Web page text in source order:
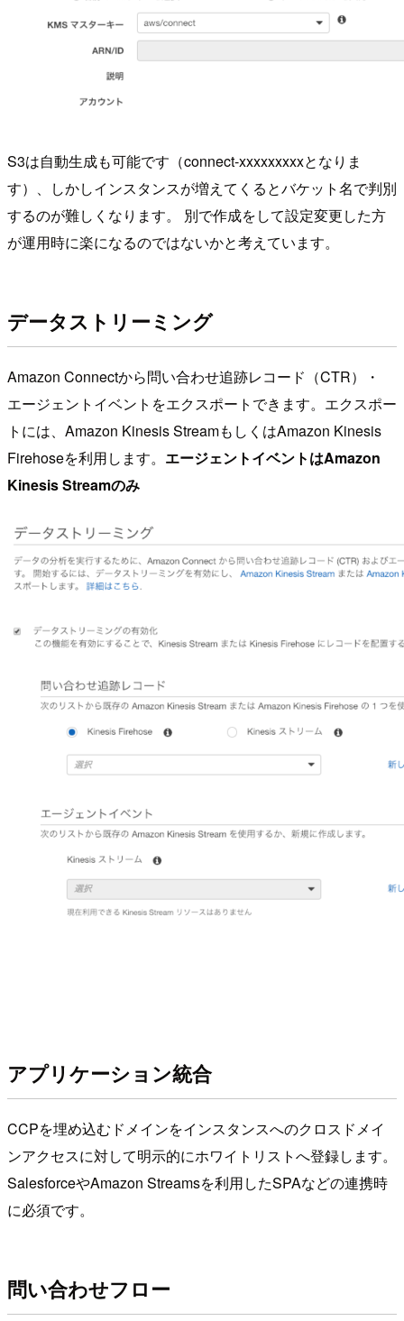
S3は自動生成も可能です（connect-xxxxxxxxxとなりま
す）、しかしインスタンスが増えてくるとバケット名で判別
するのが難しくなります。 別で作成をして設定変更した方
が運用時に楽になるのではないかと考えています。
データストリーミング
Amazon Connectから問い合わせ追跡レコード（CTR）・
エージェントイベントをエクスポートできます。エクスポー
トには、Amazon Kinesis StreamもしくはAmazon Kinesis
Firehoseを利用します。 エージェントイベントはAmazon
Kinesis Streamのみ
アプリケーション統合
CCPを埋め込むドメインをインスタンスへのクロスドメイ
ンアクセスに対して明示的にホワイトリストへ登録します。
SalesforceやAmazon Streamsを利用したSPAなどの連携時
に必須です。
問い合わせフロー